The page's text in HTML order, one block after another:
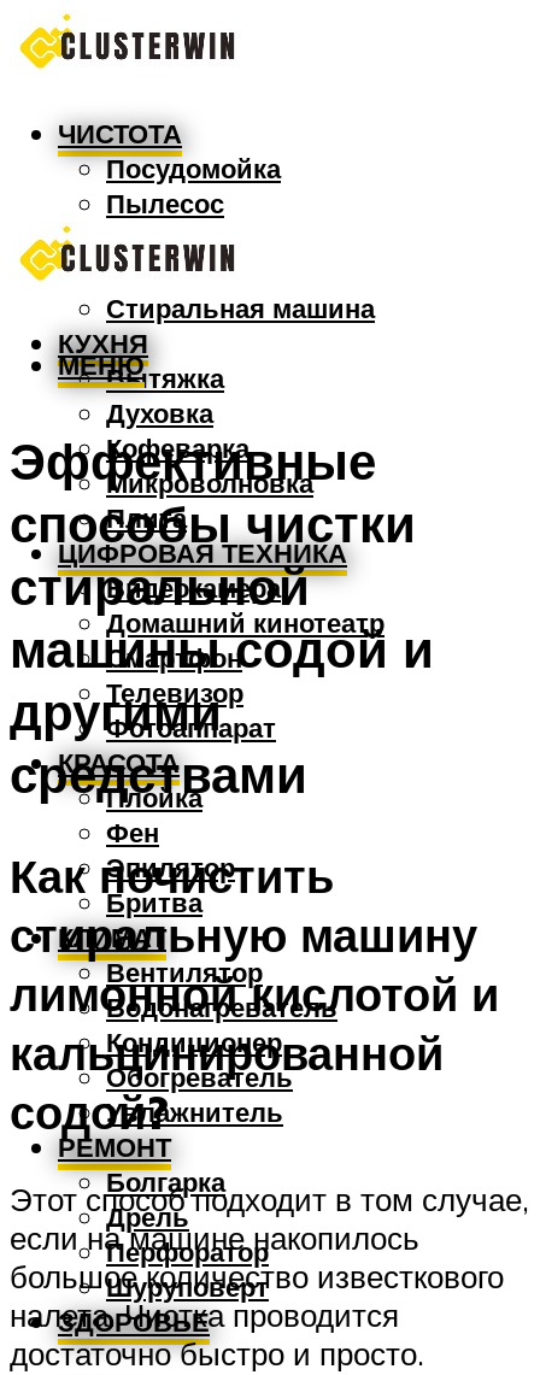
ЧИСТОТА
Посудомойка
Пылесос
Утюг
Швабра
Стиральная машина
КУХНЯ
Вытяжка
Духовка
Кофеварка
Микроволновка
Плита
ЦИФРОВАЯ ТЕХНИКА
Видеокамера
Домашний кинотеатр
Смартфон
Телевизор
Фотоаппарат
КРАСОТА
Плойка
Фен
Эпилятор
Бритва
КЛИМАТ
Вентилятор
Водонагреватель
Кондиционер
Обогреватель
Увлажнитель
РЕМОНТ
Болгарка
Дрель
Перфоратор
Шуруповерт
ЗДОРОВЬЕ
МЕНЮ
Эффективные
способы чистки
стиральной
машины содой и
другими
средствами
Как почистить
стиральную машину
лимонной кислотой и
кальцинированной
содой?
Этот способ подходит в том случае,
если на машине накопилось
большое количество известкового
налета. Чистка проводится
достаточно быстро и просто.